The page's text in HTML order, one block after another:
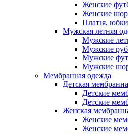
Женские
Женские
Платья, юбки
Мужская летняя
Мужские
Мужские
Мужские
Мужские
Мембранная одежда
Детская
Детские
Детские
Женская
Женские
Женские